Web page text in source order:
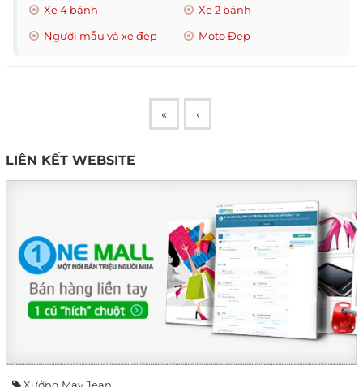
Xe 4 bánh
Xe 2 bánh
Người mẫu và xe đẹp
Moto Đẹp
« ‹
LIÊN KẾT WEBSITE
Xưởng May Jean